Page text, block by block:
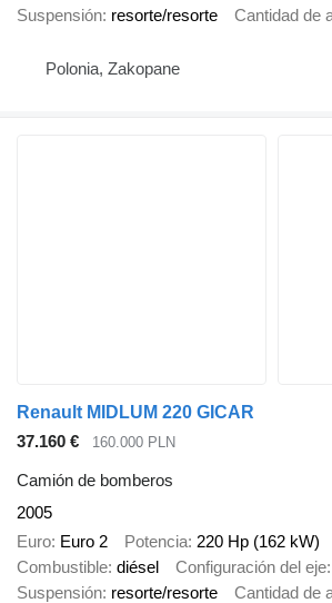
Suspensión resorte/resorte Cantidad de
Polonia, Zakopane
Renault MIDLUM 220 GICAR
37.160 €
160.000 PLN
Camión de bomberos
2005
Euro Euro 2 Potencia 220 Hp (162 kW)
Combustible diésel Configuración del eje
Suspensión resorte/resorte Cantidad de